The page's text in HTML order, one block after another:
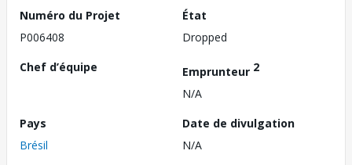
Numéro du Projet
P006408
État
Dropped
Chef d’équipe
Emprunteur 2
N/A
Pays
Brésil
Date de divulgation
N/A